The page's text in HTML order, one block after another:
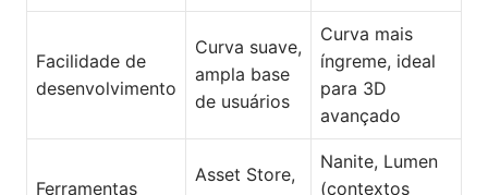
Facilidade de
desenvolvimento
Curva suave,
ampla base
de usuários
Curva mais
íngreme, ideal
para 3D
avançado
Ferramentas
Asset Store,
Nanite, Lumen
(contextos